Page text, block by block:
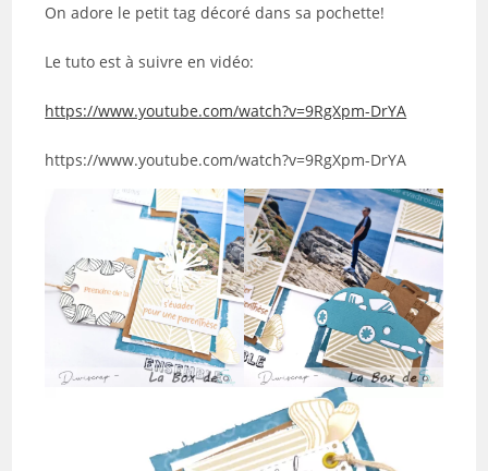
On adore le petit tag décoré dans sa pochette!
Le tuto est à suivre en vidéo:
https://www.youtube.com/watch?v=9RgXpm-DrYA
https://www.youtube.com/watch?v=9RgXpm-DrYA